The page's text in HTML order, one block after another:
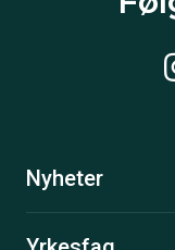
Nyheter